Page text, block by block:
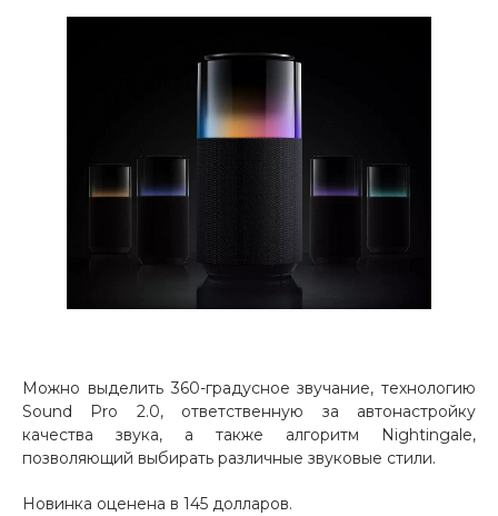
раз в 2
plait.ru
Можно выделить 360-градусное звучание, технологию
Sound Pro 2.0, ответственную за автонастройку
качества звука, а также алгоритм Nightingale,
позволяющий выбирать различные звуковые стили.
Новинка оценена в 145 долларов.